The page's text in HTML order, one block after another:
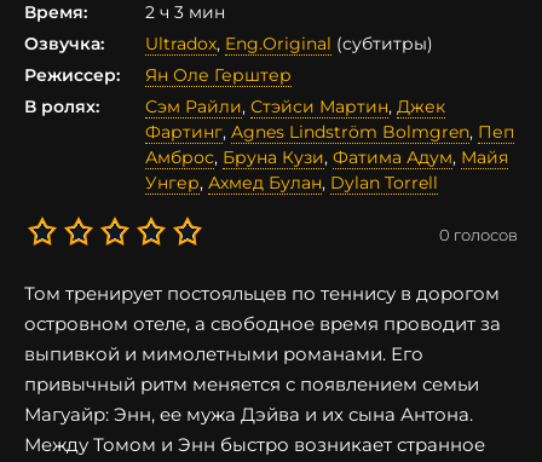
Время:
2 ч 3 мин
Озвучка:
Ultradox, Eng.Original (субтитры)
Режиссер:
Ян Оле Герштер
В ролях:
Сэм Райли, Стэйси Мартин, Джек
Фартинг, Agnes Lindström Bolmgren, Пеп
Амброс, Бруна Кузи, Фатима Адум, Майя
Унгер, Ахмед Булан, Dylan Torrell
0 голосов
Том тренирует постояльцев по теннису в дорогом
островном отеле, а свободное время проводит за
выпивкой и мимолетными романами. Его
привычный ритм меняется с появлением семьи
Магуайр: Энн, ее мужа Дэйва и их сына Антона.
Между Томом и Энн быстро возникает странное